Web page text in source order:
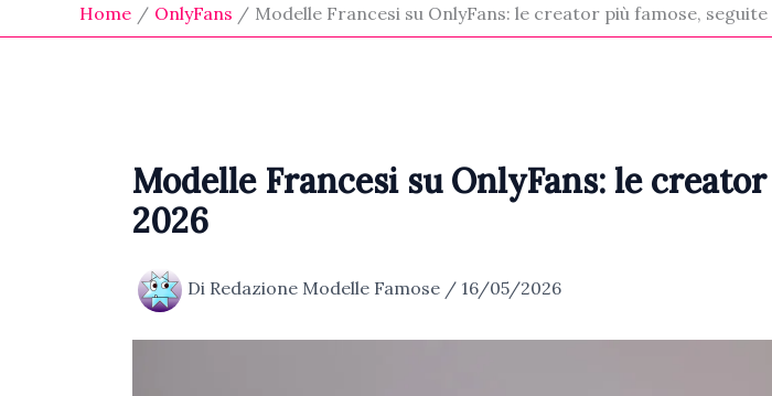
Home OnlyFans Modelle Francesi su OnlyFans: le creator più famose,
Modelle Francesi su OnlyFans: le
2026
Di Redazione Modelle Famose / 16/05/2026